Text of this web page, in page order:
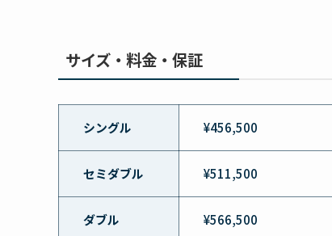
サイズ・料金・保証
シングル ¥456,500
セミダブル ¥511,500
ダブル ¥566,500